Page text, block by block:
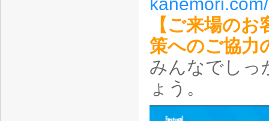
【ご来場の
策へのご協力
みんなでしっ
ょう。